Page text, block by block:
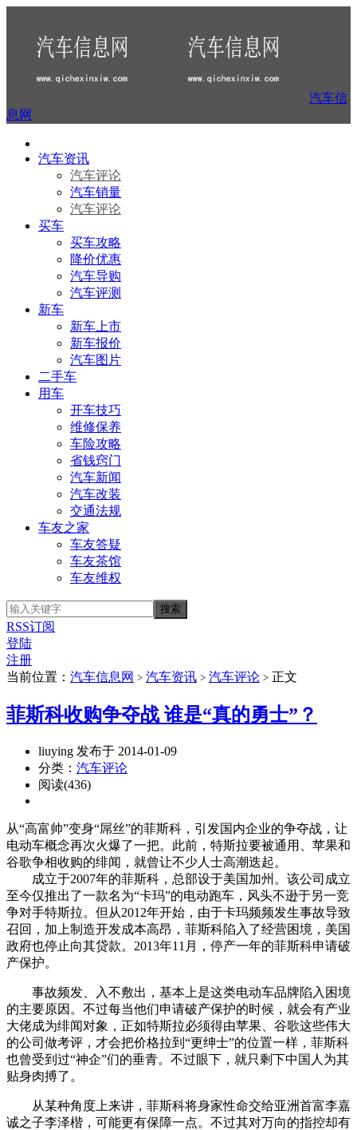
汽车信
息网
汽车资讯
汽车评论
汽车销量
汽车评论
买车
买车攻略
降价优惠
汽车导购
汽车评测
新车
新车上市
新车报价
汽车图片
二手车
用车
开车技巧
维修保养
车险攻略
省钱窍门
汽车新闻
汽车改装
交通法规
车友之家
车友答疑
车友茶馆
车友维权
RSS订阅
登陆
注册
当前位置： 汽车信息网 > 汽车资讯 > 汽车评论 > 正文
菲斯科收购争夺战 谁是“真的勇士”？
liuying 发布于 2014-01-09
分类： 汽车评论
阅读(436)
从“高富帅”变身“屌丝”的菲斯科，引发国内企业的争夺战，让
电动车概念再次火爆了一把。此前，特斯拉要被通用、苹果和
谷歌争相收购的绯闻，就曾让不少人士高潮迭起。
成立于2007年的菲斯科，总部设于美国加州。该公司成立
至今仅推出了一款名为“卡玛”的电动跑车，风头不逊于另一竞
争对手特斯拉。但从2012年开始，由于卡玛频频发生事故导致
召回，加上制造开发成本高昂，菲斯科陷入了经营困境，美国
政府也停止向其贷款。2013年11月，停产一年的菲斯科申请破
产保护。
事故频发、入不敷出，基本上是这类电动车品牌陷入困境
的主要原因。不过每当他们申请破产保护的时候，就会有产业
大佬成为绯闻对象，正如特斯拉必须得由苹果、谷歌这些伟大
的公司做考评，才会把价格拉到“更绅士”的位置一样，菲斯科
也曾受到过“神企”们的垂青。不过眼下，就只剩下中国人为其
贴身肉搏了。
从某种角度上来讲，菲斯科将身家性命交给亚洲首富李嘉
诚之子李泽楷，可能更有保障一点。不过其对万向的指控却有